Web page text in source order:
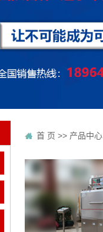
首 页 >> 产品中心